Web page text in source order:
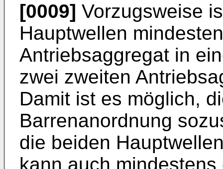
[0009] Vorzugsweise
Hauptwellen
Antriebsaggregat in
zwei zweiten
Damit ist es möglich,
Barrenanordnung
die beiden
kann auch